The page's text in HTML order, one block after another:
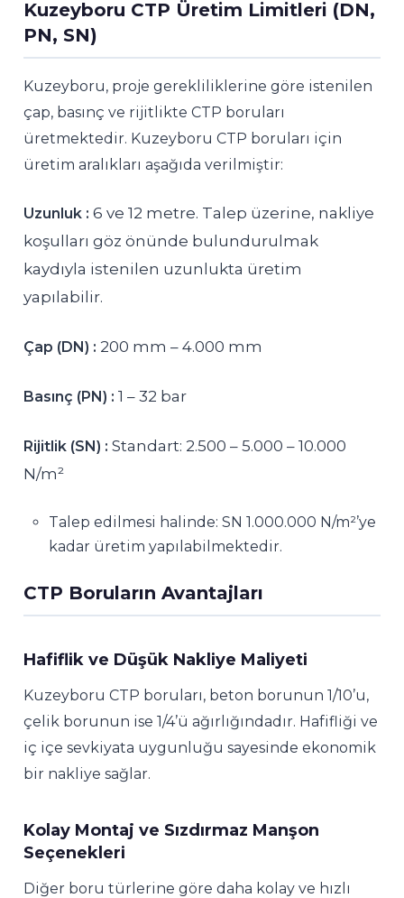
Kuzeyboru CTP Üretim Limitleri (DN,
PN, SN)
Kuzeyboru, proje gerekliliklerine göre istenilen
çap, basınç ve rijitlikte CTP boruları
üretmektedir. Kuzeyboru CTP boruları için
üretim aralıkları aşağıda verilmiştir:
Uzunluk : 6 ve 12 metre. Talep üzerine, nakliye
koşulları göz önünde bulundurulmak
kaydıyla istenilen uzunlukta üretim
yapılabilir.
Çap (DN) : 200 mm – 4.000 mm
Basınç (PN) : 1 – 32 bar
Rijitlik (SN) : Standart: 2.500 – 5.000 – 10.000
N/m²
Talep edilmesi halinde: SN 1.000.000 N/m²’ye
kadar üretim yapılabilmektedir.
CTP Boruların Avantajları
Hafiflik ve Düşük Nakliye Maliyeti
Kuzeyboru CTP boruları, beton borunun 1/10’u,
çelik borunun ise 1/4’ü ağırlığındadır. Hafifliği ve
iç içe sevkiyata uygunluğu sayesinde ekonomik
bir nakliye sağlar.
Kolay Montaj ve Sızdırmaz Manşon
Seçenekleri
Diğer boru türlerine göre daha kolay ve hızlı